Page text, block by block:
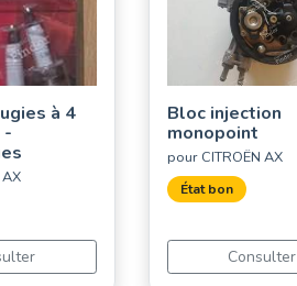
à 4
-
Bloc injection
monopoint
pour CITROËN AX
État bon
Consulter